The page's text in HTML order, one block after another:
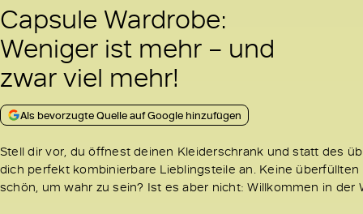
Capsule Wardrobe:
Weniger ist mehr – und
zwar viel mehr!
Als bevorzugte Quelle auf Google hinzufügen
Stell dir vor, du öffnest deinen Kleiderschrank und statt des
dich perfekt kombinierbare Lieblingsteile an. Keine
schön, um wahr zu sein? Ist es aber nicht: Willkommen in der